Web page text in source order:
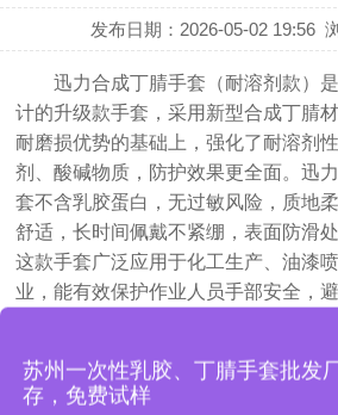
发布日期：2026-05-02 19:56
迅力合成丁腈手套（耐溶剂款）
计的升级款手套，采用新型合成丁腈
耐磨损优势的基础上，强化了耐溶剂
剂、酸碱物质，防护效果更全面。迅
套不含乳胶蛋白，无过敏风险，质地
舒适，长时间佩戴不紧绷，表面防滑
这款手套广泛应用于化工生产、油漆
业，能有效保护作业人员手部安全，
迎联系苏州益客业务小徐，联系电话
苏州一次性乳胶、丁腈手套批发
存，免费试样